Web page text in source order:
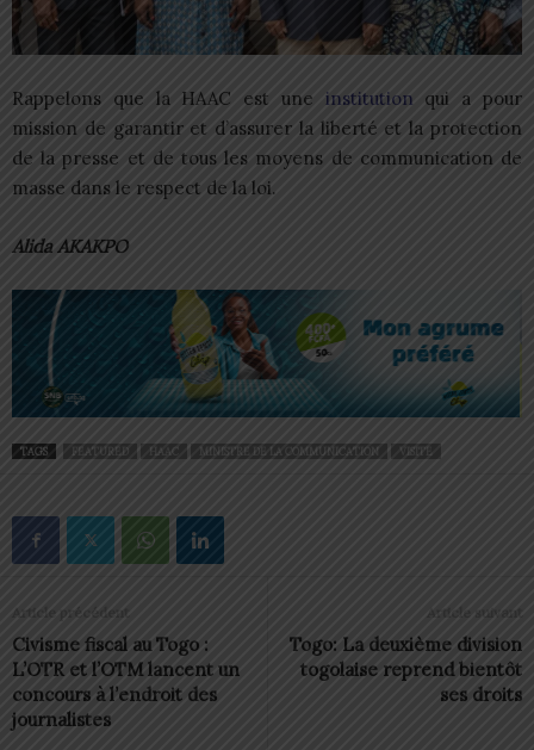
Rappelons que la HAAC est une institution qui a pour
mission de garantir et d’assurer la liberté et la protection
de la presse et de tous les moyens de communication de
masse dans le respect de la loi.
Alida AKAKPO
TAGS FEATURED HAAC MINISTRE DE LA COMMUNICATION VISITE
Article précédent
Civisme fiscal au Togo :
L’OTR et l’OTM lancent un
concours à l’endroit des
journalistes
Article suivant
Togo: La deuxième division
togolaise reprend bientôt
ses droits